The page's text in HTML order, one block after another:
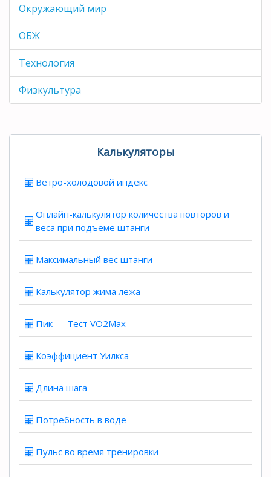
Окружающий мир
ОБЖ
Технология
Физкультура
Калькуляторы
Ветро-холодовой индекс
Онлайн-калькулятор количества повторов и
веса при подъеме штанги
Максимальный вес штанги
Калькулятор жима лежа
Пик — Тест VO2Max
Коэффициент Уилкса
Длина шага
Потребность в воде
Пульс во время тренировки